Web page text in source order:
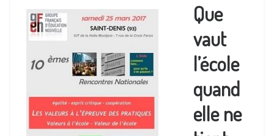
Que
vaut
l’école
quand
elle ne